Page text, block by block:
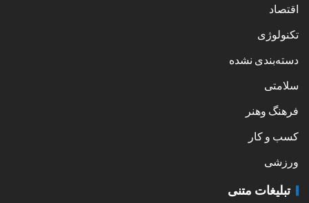
اقتصاد
تکنولوژی
دسته‌بندی نشده
سلامتی
فرهنگ وهنر
کسب و کار
ورزشی
تبلیغات متنی